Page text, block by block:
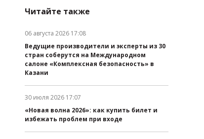
Читайте также
06 августа 2026 17:08
Ведущие производители и эксперты из 30
стран соберутся на Международном
салоне «Комплексная безопасность» в
Казани
30 июля 2026 17:07
«Новая волна 2026»: как купить билет и
избежать проблем при входе